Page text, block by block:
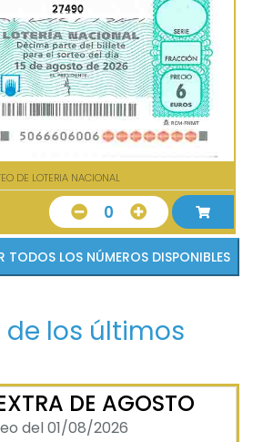
27490
DE LOTERIA NACIONAL
0
VER TODOS LOS NÚMEROS DISPONIBLES
de los últimos
DE AGOSTO
del 01/08/2026